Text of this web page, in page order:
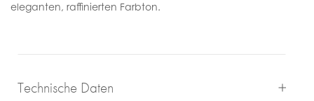
eleganten, raffinierten Farbton.
Technische Daten